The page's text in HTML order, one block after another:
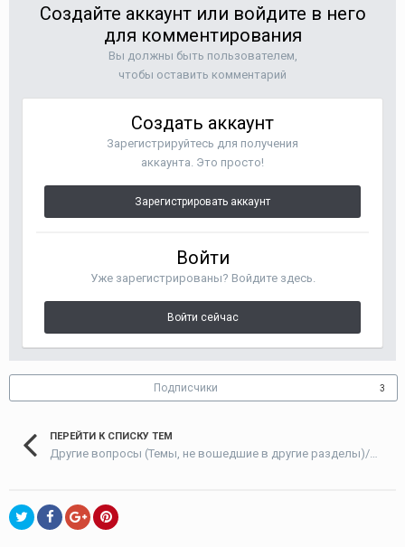
Создайте аккаунт или войдите в него
для комментирования
Вы должны быть пользователем,
чтобы оставить комментарий
Создать аккаунт
Зарегистрируйтесь для получения
аккаунта. Это просто!
Зарегистрировать аккаунт
Войти
Уже зарегистрированы? Войдите здесь.
Войти сейчас
Подписчики 3
ПЕРЕЙТИ К СПИСКУ ТЕМ